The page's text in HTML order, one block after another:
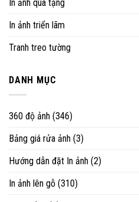
In ảnh quà tặng
In ảnh triển lãm
Tranh treo tường
DANH MỤC
360 độ ảnh (346)
Bảng giá rửa ảnh (3)
Hướng dẫn đặt In ảnh (2)
In ảnh lên gỗ (310)